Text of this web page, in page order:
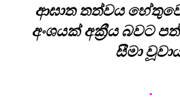
ආඝාත තත්වය
අංශයක් අක්‍රීය බවට
සීමා
.